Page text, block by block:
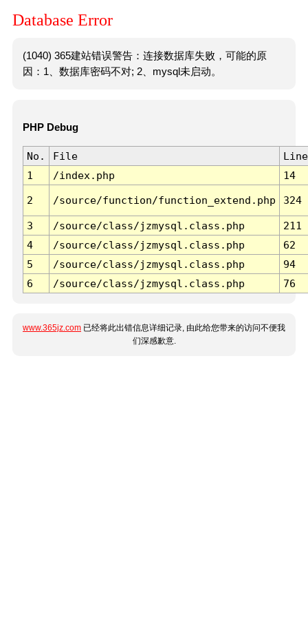
Database Error
(1040) 365建站错误警告：连接数据库失败，可能的原
因：1、数据库密码不对; 2、mysql未启动。
PHP Debug
No. File
Line
1
/index.php 14
2 /source/function/function_extend.php 324
3 /source/class/jzmysql.class.php
211
4
/source/class/jzmysql.class.php
62
5
/source/class/jzmysql.class.php
94
6
/source/class/jzmysql.class.php 76
www.365jz.com 已经将此出错信息详细记录, 由此给您带来的访问不便我
们深感歉意.